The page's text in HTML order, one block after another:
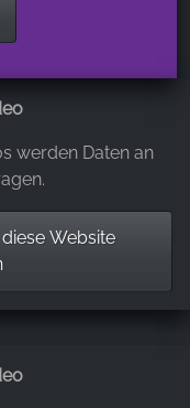
werden Daten an
Website